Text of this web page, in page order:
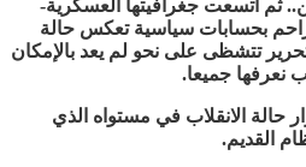
ثم اتسعت جغرافيتها العسكرية-
بحسابات سياسية تعكس حالة
تتشظى على نحو لم يعد بالإمكان
نعرفها جميعا.
حالة الانقلاب في مستواه الذي
القديم.